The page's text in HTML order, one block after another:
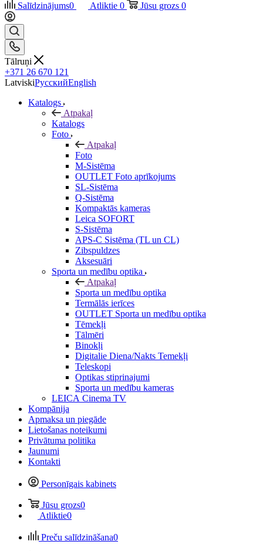
Salīdzinājums0 Atliktie 0 Jūsu grozs 0
Tālruņi
+371 26 670 121
LatviskiРусскийEnglish
Katalogs
Atpakaļ
Katalogs
Foto
Atpakaļ
Foto
M-Sistēma
OUTLET Foto aprīkojums
SL-Sistēma
Q-Sistēma
Kompaktās kameras
Leica SOFORT
S-Sistēma
APS-C Sistēma (TL un CL)
Zibspuldzes
Aksesuāri
Sporta un medību optika
Atpakaļ
Sporta un medību optika
Termālās ierīces
OUTLET Sporta un medību optika
Tēmekļi
Tālmēri
Binokļi
Digitalie Diena/Nakts Temekļi
Teleskopi
Optikas stiprinajumi
Sporta un medību kameras
LEICA Cinema TV
Kompānija
Apmaksa un piegāde
Lietošanas noteikumi
Privātuma politika
Jaunumi
Kontakti
Personīgais kabinets
Jūsu grozs0
Atliktie0
Preču salīdzināšana0